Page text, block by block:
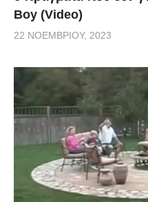
Boy (Video)
22 ΝΟΕΜΒΡΊΟΥ, 2023